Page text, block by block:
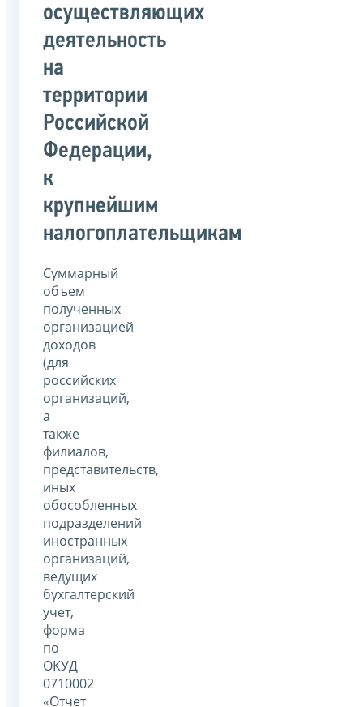
осуществляющих
деятельность
на
территории
Российской
Федерации,
к
крупнейшим
налогоплательщикам
Суммарный
объем
полученных
организацией
доходов
(для
российских
организаций,
а
также
филиалов,
представительств,
иных
обособленных
подразделений
иностранных
организаций,
ведущих
бухгалтерский
учет,
форма
по
ОКУД
0710002
«Отчет